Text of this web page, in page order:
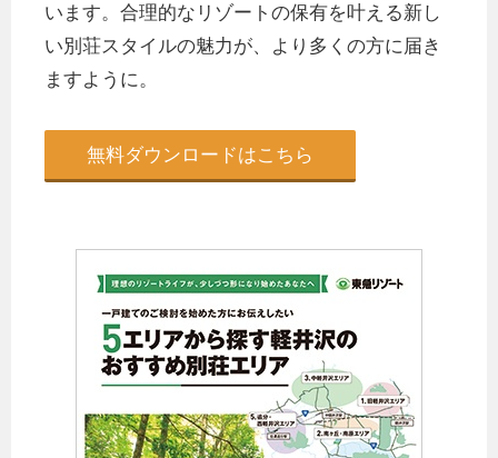
います。合理的なリゾートの保有を叶える新し
い別荘スタイルの魅力が、より多くの方に届き
ますように。
無料ダウンロードはこちら